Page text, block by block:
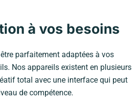
à vos besoins
parfaitement adaptées à vos
Nos appareils existent en plusieurs
total avec une interface qui peut
de compétence.